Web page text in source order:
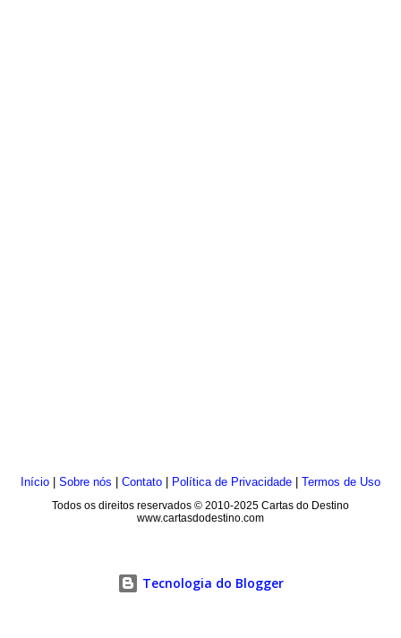
Início Sobre nós Contato Política de Privacidade
Termos de Uso
Todos os direitos reservados © 2010-2025 Cartas do Destino
www.cartasdodestino.com
Tecnologia do Blogger